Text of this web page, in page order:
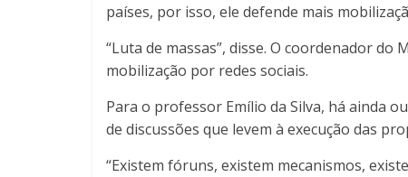
países, por isso, ele defende mais
“Luta de massas”, disse. O coordenador
mobilização por redes sociais.
Para o professor Emílio da Silva, há ainda
de discussões que levem à execução das
“Existem fóruns, existem mecanismos,